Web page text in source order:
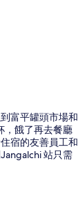
富平罐頭市場和
，餓了再去餐廳
宿的友善員工和
站只需